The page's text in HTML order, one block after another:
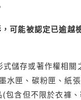
可能被認定已逾
式儲存或著作權相
水匣、碳粉匣、紙
含但不限於衣褲